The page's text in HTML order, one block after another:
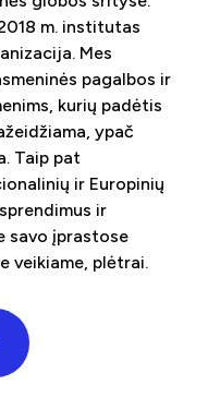
m. institutas
Mes
pagalbos ir
kurių padėtis
ypač
Taip pat
ir Europinių
ir
savo įprastose
veikiame, plėtrai.